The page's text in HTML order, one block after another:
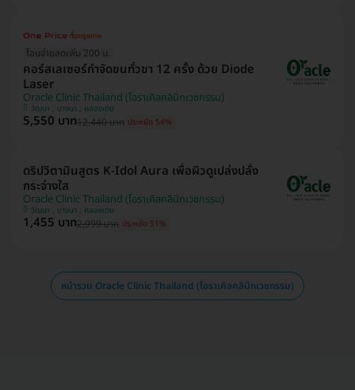
โอนจ่ายลดเพิ่ม 200 บ.
คอร์สเลเซอร์กำจัดขนทั่วขา 12 ครั้ง ด้วย Diode
Laser
Oracle Clinic Thailand (โอราเคิลคลินิกเวชกรรม)
วัฒนา , บางนา , คลองเตย
5,550 บาท12,440 บาท ประหยัด 54%
ดริปวิตามินสูตร K-Idol Aura เพื่อผิวดูเปล่งปลั่ง
กระจ่างใส
Oracle Clinic Thailand (โอราเคิลคลินิกเวชกรรม)
วัฒนา , บางนา , คลองเตย
1,455 บาท2,999 บาท ประหยัด 51%
หน้ารวม Oracle Clinic Thailand (โอราเคิลคลินิกเวชกรรม)